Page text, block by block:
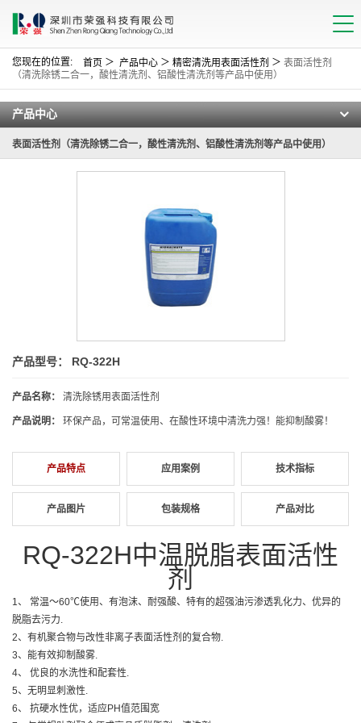
您现在的位置: 首页 ＞ 产品中心 ＞ 精密清洗用表面活性剂 ＞ 表面活性剂
（清洗除锈二合一，酸性清洗剂、铝酸性清洗剂等产品中使用）
产品中心
表面活性剂（清洗除锈二合一，酸性清洗剂、铝酸性清洗剂等产品中使用）
产品型号： RQ-322H
产品名称： 清洗除锈用表面活性剂
产品说明： 环保产品，可常温使用、在酸性环境中清洗力强！能抑制酸雾！
产品特点 应用案例 技术指标
产品图片 包装规格 产品对比
RQ-322H中温脱脂表面活性
剂
1、 常温～60℃使用、有泡沫、耐强酸、特有的超强油污渗透乳化力、优异的
脱脂去污力.
2、有机聚合物与改性非离子表面活性剂的复合物.
3、能有效抑制酸雾.
4、 优良的水洗性和配套性.
5、无明显刺激性.
6、 抗硬水性优，适应PH值范围宽